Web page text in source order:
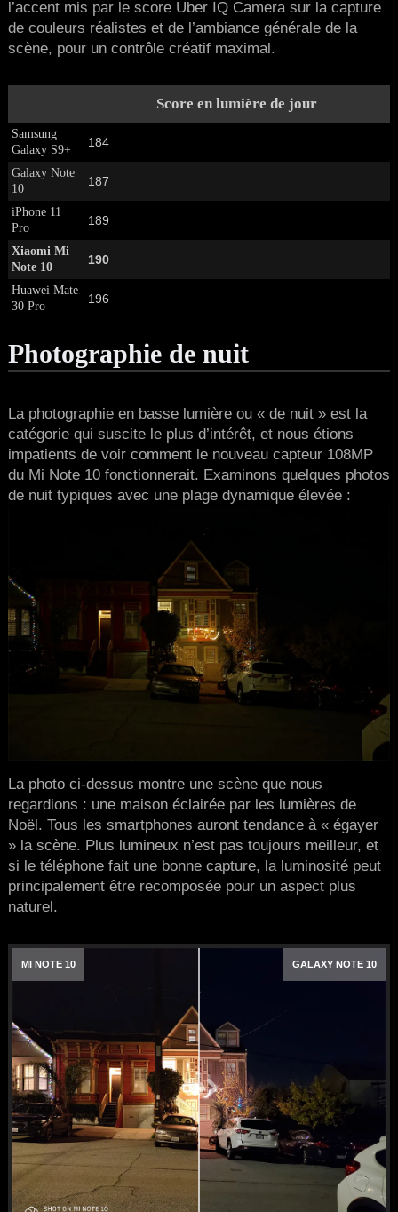
l’accent mis par le score Uber IQ Camera sur la capture
de couleurs réalistes et de l’ambiance générale de la
scène, pour un contrôle créatif maximal.
Score en lumière de jour
Samsung
Galaxy S9+
184
Galaxy Note
10
187
iPhone 11
Pro
189
Xiaomi Mi
Note 10
190
Huawei Mate
30 Pro
196
Photographie de nuit
La photographie en basse lumière ou « de nuit » est la
catégorie qui suscite le plus d’intérêt, et nous étions
impatients de voir comment le nouveau capteur 108MP
du Mi Note 10 fonctionnerait. Examinons quelques photos
de nuit typiques avec une plage dynamique élevée :
La photo ci-dessus montre une scène que nous
regardions : une maison éclairée par les lumières de
Noël. Tous les smartphones auront tendance à « égayer
» la scène. Plus lumineux n’est pas toujours meilleur, et
si le téléphone fait une bonne capture, la luminosité peut
principalement être recomposée pour un aspect plus
naturel.
MI NOTE 10 GALAXY NOTE 10